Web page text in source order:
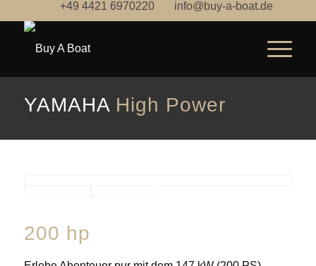
+49 4421 6970220 info@buy-a-boat.de
YAMAHA High Power
200 hp